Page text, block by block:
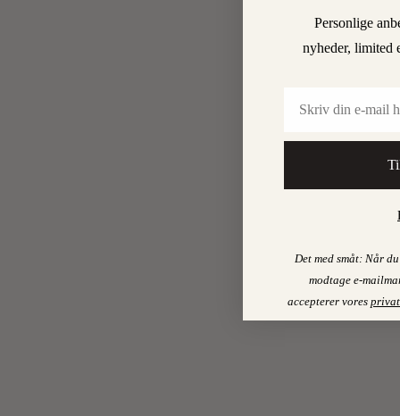
Personlige
nyheder, limited
Det med småt: Når
modtage e-
accepterer vores